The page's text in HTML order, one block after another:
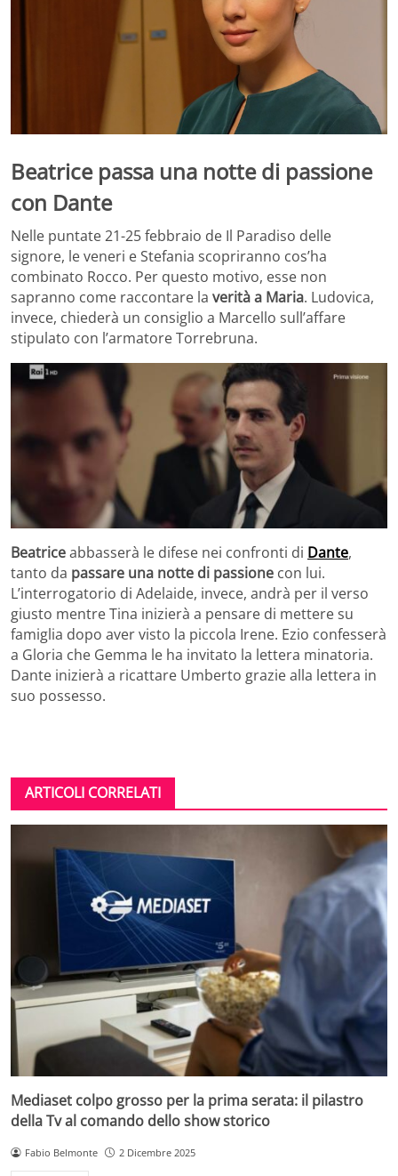
Beatrice passa una notte di passione
con Dante
Nelle puntate 21-25 febbraio de Il Paradiso delle
signore, le veneri e Stefania scopriranno cos’ha
combinato Rocco. Per questo motivo, esse non
sapranno come raccontare la verità a Maria. Ludovica,
invece, chiederà un consiglio a Marcello sull’affare
stipulato con l’armatore Torrebruna.
Beatriceabbasserà le difese nei confronti di Dante,
tanto da passare una notte di passione con lui.
L’interrogatorio di Adelaide, invece, andrà per il verso
giusto mentre Tina inizierà a pensare di mettere su
famiglia dopo aver visto la piccola Irene. Ezio confesserà
a Gloria che Gemma le ha invitato la lettera minatoria.
Dante inizierà a ricattare Umberto grazie alla lettera in
suo possesso.
ARTICOLI CORRELATI
Mediaset colpo grosso per la prima serata: il pilastro
della Tv al comando dello show storico
Fabio Belmonte 2 Dicembre 2025